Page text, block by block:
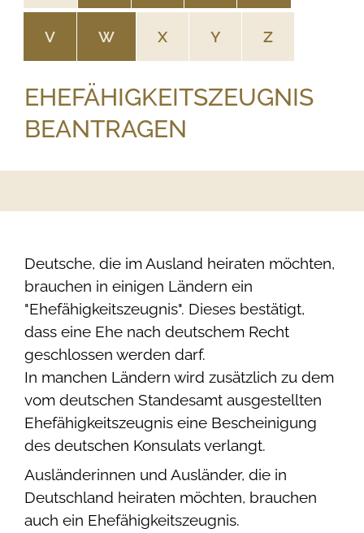
V W X Y Z
EHEFÄHIGKEITSZEUGNIS
BEANTRAGEN
Deutsche, die im Ausland heiraten möchten,
brauchen in einigen Ländern ein
"Ehefähigkeitszeugnis". Dieses bestätigt,
dass eine Ehe nach deutschem Recht
geschlossen werden darf.
In manchen Ländern wird zusätzlich zu dem
vom deutschen Standesamt ausgestellten
Ehefähigkeitszeugnis eine Bescheinigung
des deutschen Konsulats verlangt.
Ausländerinnen und Ausländer, die in
Deutschland heiraten möchten, brauchen
auch ein Ehefähigkeitszeugnis.